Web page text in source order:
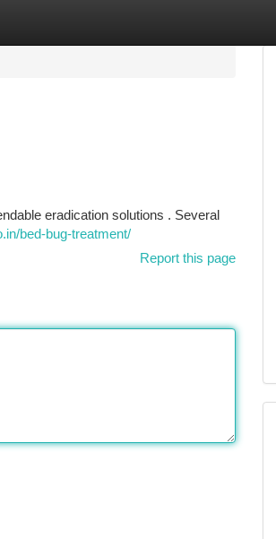
eradication solutions . Several
bed-bug-treatment/
Report this page